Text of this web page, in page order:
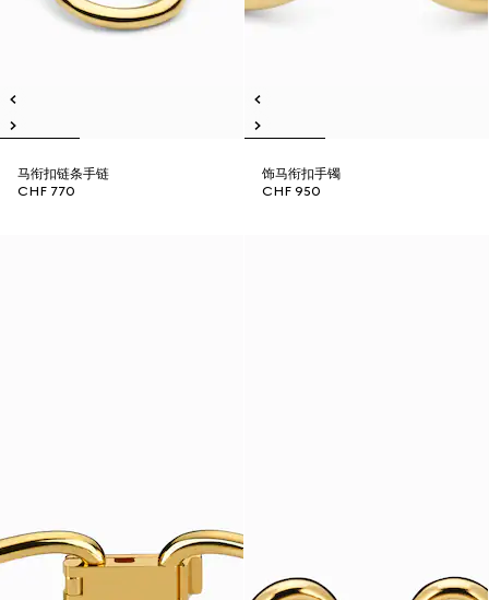
马衔扣链条手链
CHF 770
饰马衔扣手镯
CHF 950